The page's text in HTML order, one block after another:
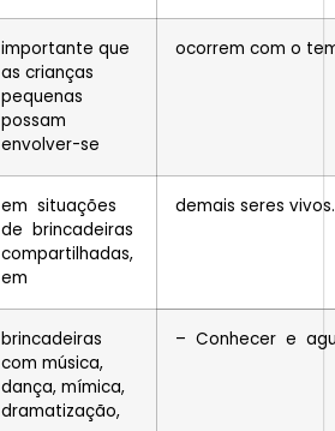
importante que
as crianças
pequenas
possam
envolver-se
ocorrem com o
em situações
de brincadeiras
compartilhadas,
em
demais seres vivos.
brincadeiras
com música,
dança, mímica,
dramatização,
– Conhecer e